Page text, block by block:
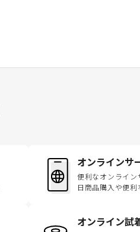
オンラインサ
便利なオンライン
日商品購入や便利
オンライン試